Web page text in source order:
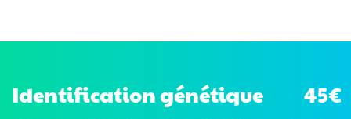
Identification génétique 45€